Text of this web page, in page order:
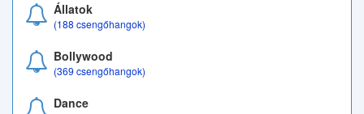
Állatok
(188 csengőhangok)
Bollywood
(369 csengőhangok)
Dance